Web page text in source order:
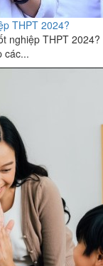
THPT 2024?
nghiệp THPT 2024?
các...